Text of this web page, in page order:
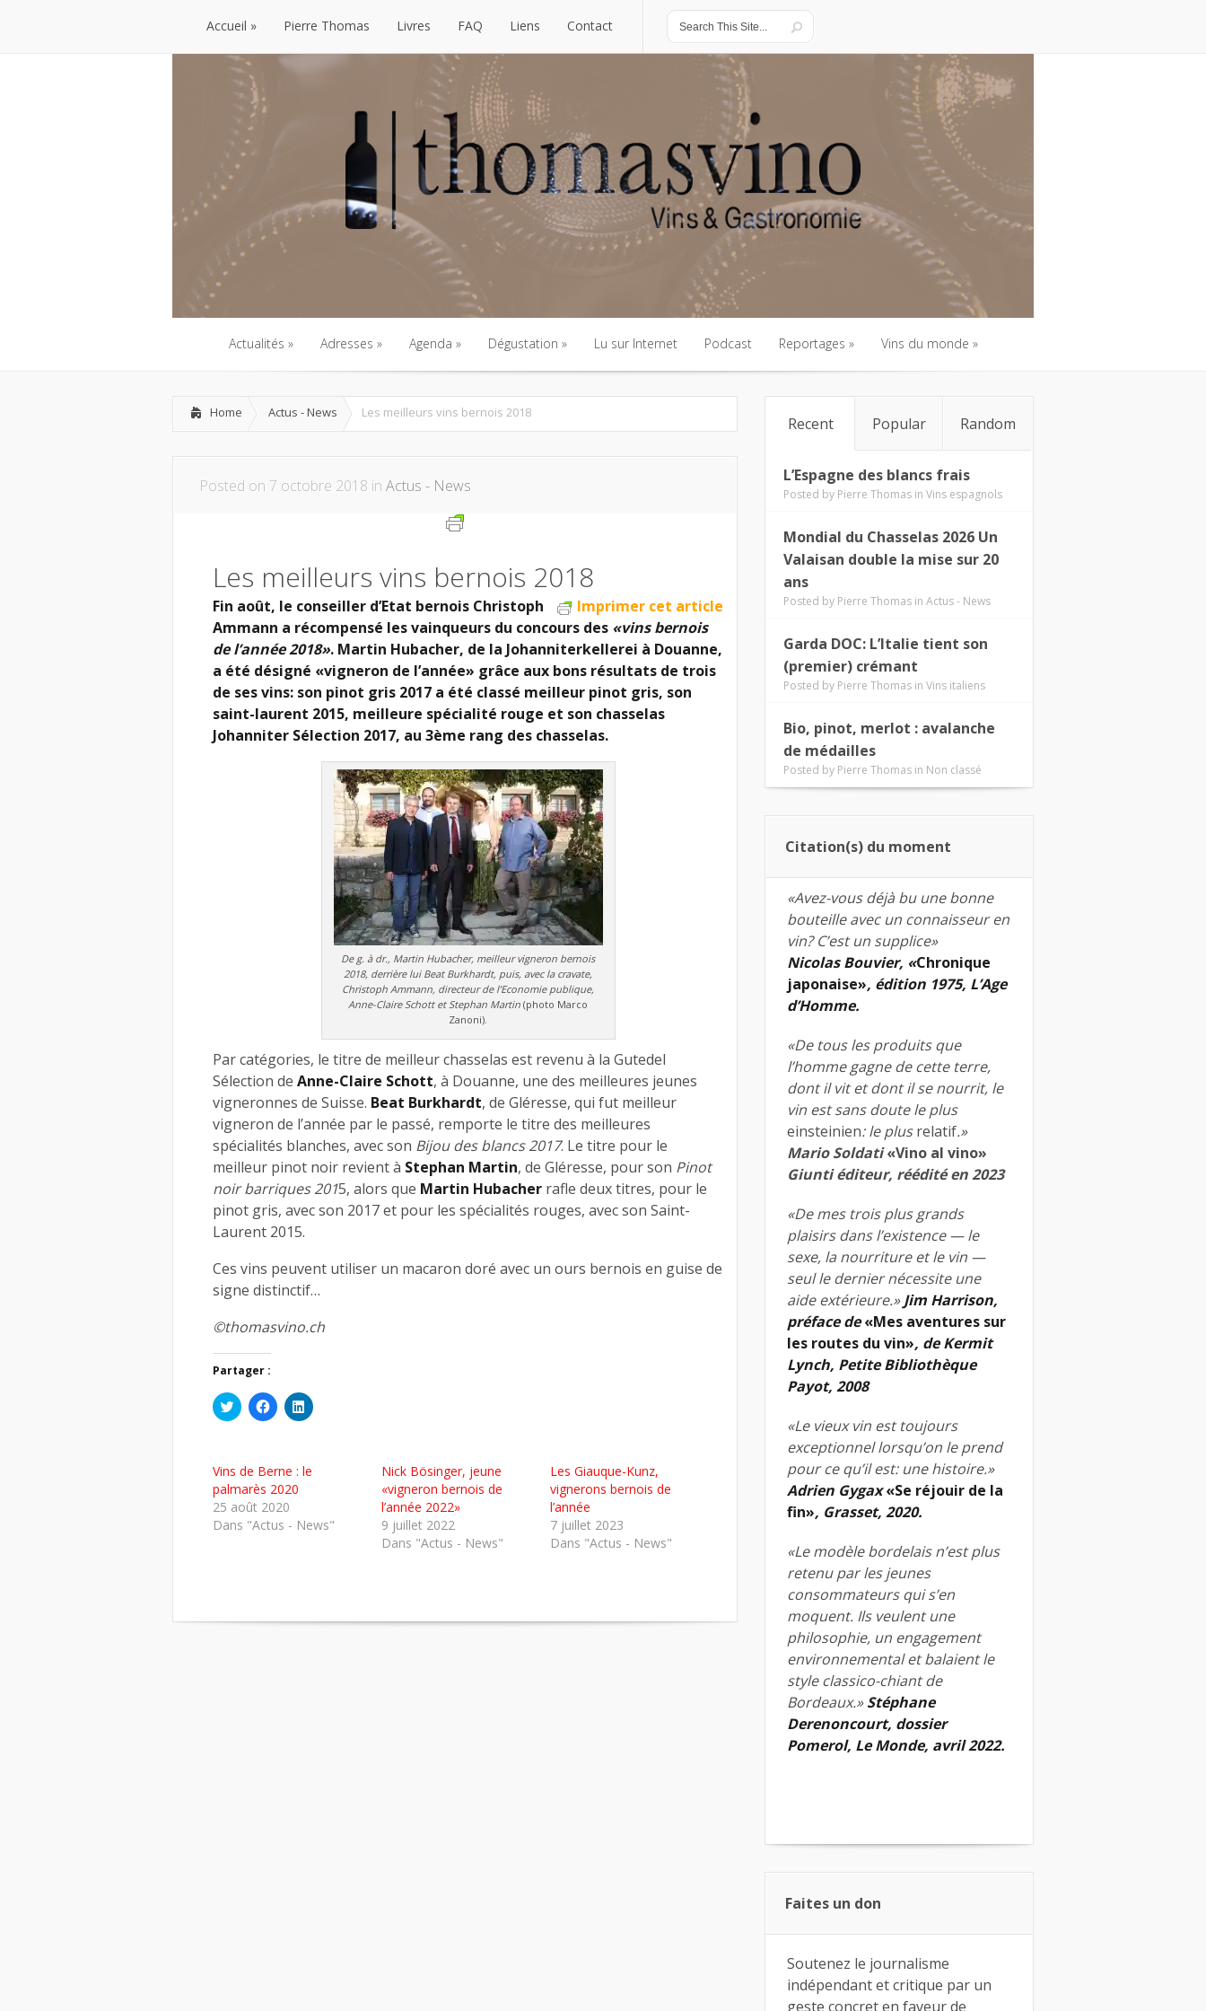
Accueil
Accueil
Pierre Thomas Livres FAQ Liens Contact
Actualités
Actualités
Adresses
Adresses
Agenda
Agenda
Dégustation
Dégustation
Lu sur Internet
Lu sur Internet
Podcast
Podcast
Reportages
Reportages
Vins du monde
Vins du monde
Home Actus - News Les meilleurs vins bernois 2018
Posted on 7 octobre 2018 in Actus - News
Les meilleurs vins bernois 2018
Imprimer cet article
Fin août, le conseiller d’Etat bernois Christoph
Ammann a récompensé les vainqueurs du concours des «vins bernois
de l’année 2018». Martin Hubacher, de la Johanniterkellerei à Douanne,
a été désigné «vigneron de l’année» grâce aux bons résultats de trois
de ses vins: son pinot gris 2017 a été classé meilleur pinot gris, son
saint-laurent 2015, meilleure spécialité rouge et son chasselas
Johanniter Sélection 2017, au 3ème rang des chasselas.
De g. à dr., Martin Hubacher, meilleur vigneron bernois
2018, derrière lui Beat Burkhardt, puis, avec la cravate,
Christoph Ammann, directeur de l’Economie publique,
Anne-Claire Schott et Stephan Martin (photo Marco
Zanoni).
Par catégories, le titre de meilleur chasselas est revenu à la Gutedel
Sélection de Anne-Claire Schott, à Douanne, une des meilleures jeunes
vigneronnes de Suisse. Beat Burkhardt, de Gléresse, qui fut meilleur
vigneron de l’année par le passé, remporte le titre des meilleures
spécialités blanches, avec son Bijou des blancs 2017. Le titre pour le
meilleur pinot noir revient à Stephan Martin, de Gléresse, pour son Pinot
noir barriques 2015, alors que Martin Hubacher rafle deux titres, pour le
pinot gris, avec son 2017 et pour les spécialités rouges, avec son Saint-
Laurent 2015.
Ces vins peuvent utiliser un macaron doré avec un ours bernois en guise de
signe distinctif…
©thomasvino.ch
Partager :
Cliquez
pour
dans
une
nouvelle
fenêtre)
Cliquez
pour
une
nouvelle
fenêtre)
Cliquez
pour
une
Vins de Berne : le
palmarès 2020
25 août 2020
Dans "Actus - News"
Nick Bösinger, jeune
«vigneron bernois de
l’année 2022»
9 juillet 2022
Dans "Actus - News"
Les Giauque-Kunz,
vignerons bernois de
l’année
7 juillet 2023
Dans "Actus - News"
Recent Popular Random
L’Espagne des blancs frais
Posted by Pierre Thomas in Vins espagnols
Mondial du Chasselas 2026 Un
Valaisan double la mise sur 20
ans
Posted by Pierre Thomas in Actus - News
Garda DOC: L’Italie tient son
(premier) crémant
Posted by Pierre Thomas in Vins italiens
Bio, pinot, merlot : avalanche
de médailles
Posted by Pierre Thomas in Non classé
Citation(s) du moment
«Avez-vous déjà bu une bonne
bouteille avec un connaisseur en
vin? C’est un supplice»
Nicolas Bouvier, «Chronique
japonaise», édition 1975, L’Age
d’Homme.
«De tous les produits que
l’homme gagne de cette terre,
dont il vit et dont il se nourrit, le
vin est sans doute le plus
einsteinien: le plusrelatif.»
Mario Soldati«Vino al vino»
Giunti éditeur, réédité en 2023
«De mes trois plus grands
plaisirs dans l’existence — le
sexe, la nourriture et le vin —
seul le dernier nécessite une
aide extérieure.»Jim Harrison,
préface de«Mes aventures sur
les routes du vin», de Kermit
Lynch, Petite Bibliothèque
Payot, 2008
«Le vieux vin est toujours
exceptionnel lorsqu’on le prend
pour ce qu’il est: une histoire.»
Adrien Gygax«Se réjouir de la
fin», Grasset, 2020.
«Le modèle bordelais n’est plus
retenu par les jeunes
consommateurs qui s’en
moquent. Ils veulent une
philosophie, un engagement
environnemental et balaient le
style classico-chiant de
Bordeaux.»Stéphane
Derenoncourt, dossier
Pomerol, Le Monde, avril 2022.
Faites un don
Soutenez le journalisme
indépendant et critique par un
geste concret en faveur de